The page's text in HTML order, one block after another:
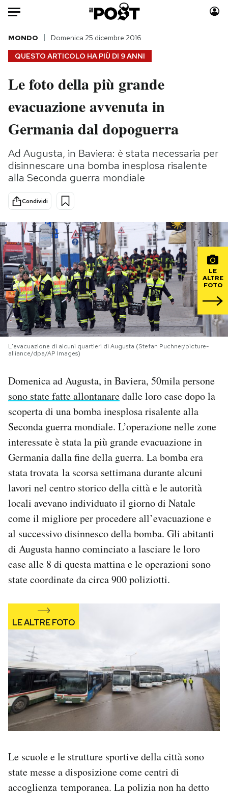
Auto
HOME
Italia
Politica
Tecnologia
Scienza
Cultura
Sport
Moda
Consumismi
Storie/Idee
Media
Europa
PODCAST
NEWSLETTER
I MIEI PREFERITI
SHOP
CALENDARIO
AREA PERSONALE
Area Personale
Regala il Post
Hai bisogno di aiuto?
Esci
QUESTO ARTICOLO HA PIÙ DI 9 ANNI
MONDO Domenica 25 dicembre 2016
Le foto della più grande
evacuazione avvenuta in
Germania dal dopoguerra
Ad Augusta, in Baviera: è stata necessaria per
disinnescare una bomba inesplosa risalente
alla Seconda guerra mondiale
Condividi
LE
ALTRE
FOTO
L'evacuazione di alcuni quartieri di Augusta (Stefan Puchner/picture-
alliance/dpa/AP Images)
Domenica ad Augusta, in Baviera, 50mila persone
sono state fatte allontanaredalle loro case dopo la
scoperta di una bomba inesplosa risalente alla
Seconda guerra mondiale. L’operazione nelle zone
interessate è stata la più grande evacuazione in
Germania dalla fine della guerra. La bomba era
stata trovata la scorsa settimana durante alcuni
lavori nel centro storico della città e le autorità
locali avevano individuato il giorno di Natale
come il migliore per procedere all’evacuazione e
al successivo disinnesco della bomba. Gli abitanti
di Augusta hanno cominciato a lasciare le loro
case alle 8 di questa mattina e le operazioni sono
state coordinate da circa 900 poliziotti.
Le scuole e le strutture sportive della città sono
state messe a disposizione come centri di
accoglienza temporanea. La polizia non ha detto